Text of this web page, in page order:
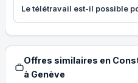
Le télétravail est-il possible
Offres similaires en
à Genève